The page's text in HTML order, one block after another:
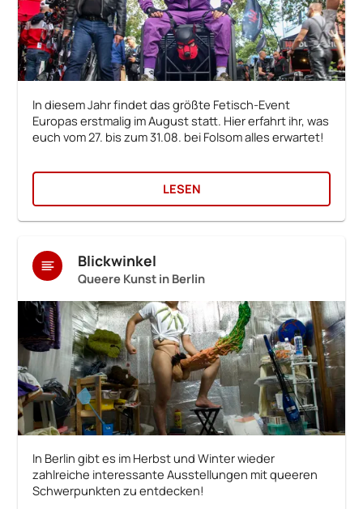
In diesem Jahr findet das größte Fetisch-Event
Europas erstmalig im August statt. Hier erfahrt ihr, was
euch vom 27. bis zum 31.08. bei Folsom alles erwartet!
LESEN
Blickwinkel
Queere Kunst in Berlin
In Berlin gibt es im Herbst und Winter wieder
zahlreiche interessante Ausstellungen mit queeren
Schwerpunkten zu entdecken!